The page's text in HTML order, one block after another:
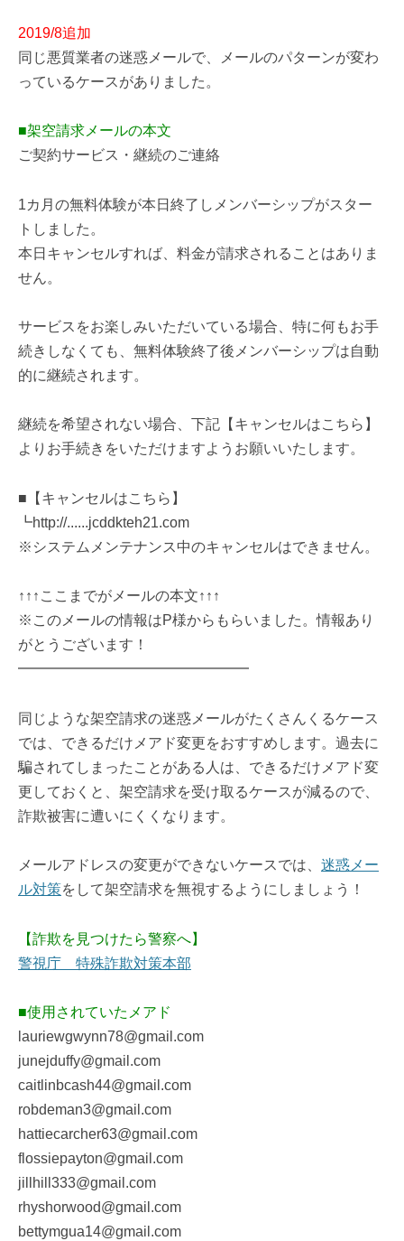
2019/8追加
同じ悪質業者の迷惑メールで、メールのパターンが変わ
っているケースがありました。
■架空請求メールの本文
ご契約サービス・継続のご連絡
1カ月の無料体験が本日終了しメンバーシップがスター
トしました。
本日キャンセルすれば、料金が請求されることはありま
せん。
サービスをお楽しみいただいている場合、特に何もお手
続きしなくても、無料体験終了後メンバーシップは自動
的に継続されます。
継続を希望されない場合、下記【キャンセルはこちら】
よりお手続きをいただけますようお願いいたします。
■【キャンセルはこちら】
┗http://......jcddkteh21.com
※システムメンテナンス中のキャンセルはできません。
↑↑↑ここまでがメールの本文↑↑↑
※このメールの情報はP様からもらいました。情報あり
がとうございます！
━━━━━━━━━━━━━━━━
同じような架空請求の迷惑メールがたくさんくるケース
では、できるだけメアド変更をおすすめします。過去に
騙されてしまったことがある人は、できるだけメアド変
更しておくと、架空請求を受け取るケースが減るので、
詐欺被害に遭いにくくなります。
メールアドレスの変更ができないケースでは、 迷惑メー
ル対策をして架空請求を無視するようにしましょう！
【詐欺を見つけたら警察へ】
警視庁 特殊詐欺対策本部
■使用されていたメアド
lauriewgwynn78@gmail.com
junejduffy@gmail.com
caitlinbcash44@gmail.com
robdeman3@gmail.com
hattiecarcher63@gmail.com
flossiepayton@gmail.com
jillhill333@gmail.com
rhyshorwood@gmail.com
bettymgua14@gmail.com